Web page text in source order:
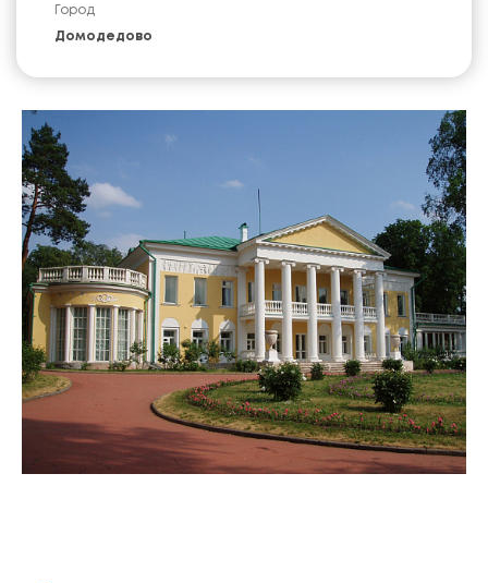
Город
Домодедово